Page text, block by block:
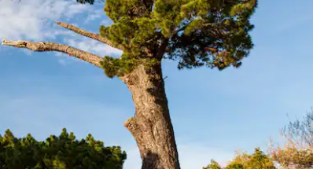
las teclas de las flechas hacia arriba y hacia abajo, o bien